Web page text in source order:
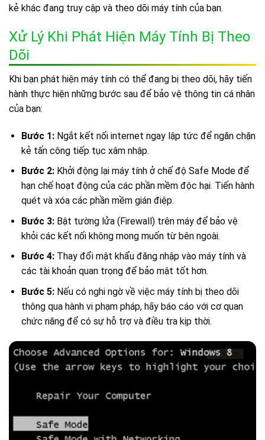
kẻ khác đang truy cập và theo dõi máy tính của bạn.
Xử Lý Khi Phát Hiện Máy Tính Bị Theo
Dõi
Khi bạn phát hiện máy tính có thể đang bị theo dõi, hãy tiến
hành thực hiện những bước sau để bảo vệ thông tin cá nhân
của bạn:
Bước 1:Ngắt kết nối internet ngay lập tức để ngăn chặn
kẻ tấn công tiếp tục xâm nhập.
Bước 2: Khởi động lại máy tính ở chế độ Safe Mode để
hạn chế hoạt động của các phần mềm độc hại. Tiến hành
quét và xóa các phần mềm gián điệp.
Bước 3: Bật tường lửa (Firewall) trên máy để bảo vệ
khỏi các kết nối không mong muốn từ bên ngoài.
Bước 4: Thay đổi mật khẩu đăng nhập vào máy tính và
các tài khoản quan trọng để bảo mật tốt hơn.
Bước 5: Nếu có nghi ngờ về việc máy tính bị theo dõi
thông qua hành vi phạm pháp, hãy báo cáo với cơ quan
chức năng để có sự hỗ trợ và điều tra kịp thời.